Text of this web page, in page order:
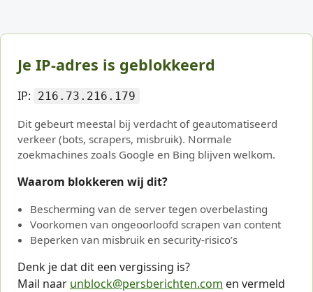
Je IP-adres is geblokkeerd
IP: 216.73.216.179
Dit gebeurt meestal bij verdacht of geautomatiseerd
verkeer (bots, scrapers, misbruik). Normale
zoekmachines zoals Google en Bing blijven welkom.
Waarom blokkeren wij dit?
Bescherming van de server tegen overbelasting
Voorkomen van ongeoorloofd scrapen van content
Beperken van misbruik en security-risico’s
Denk je dat dit een vergissing is?
Mail naar unblock@persberichten.com en vermeld